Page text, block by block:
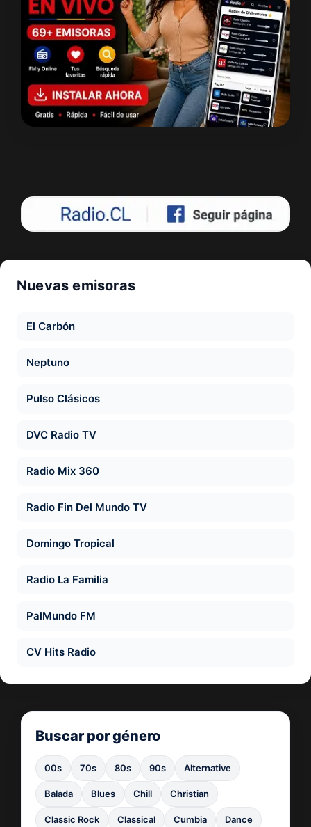
Nuevas emisoras
El Carbón
Neptuno
Pulso Clásicos
DVC Radio TV
Radio Mix 360
Radio Fin Del Mundo TV
Domingo Tropical
Radio La Familia
PalMundo FM
CV Hits Radio
Buscar por género
00s 70s 80s 90s Alternative
Balada Blues Chill Christian
Classic Rock Classical Cumbia Dance